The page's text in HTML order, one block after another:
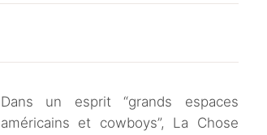
Dans un esprit “grands espaces
américains et cowboys”, La Chose